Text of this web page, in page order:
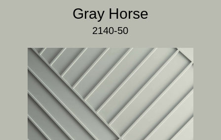
Gray Horse
2140-50